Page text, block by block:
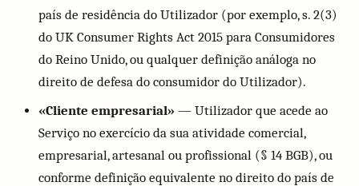
país de residência do Utilizador (por exemplo, s. 2(3)
do UK Consumer Rights Act 2015 para Consumidores
do Reino Unido, ou qualquer definição análoga no
direito de defesa do consumidor do Utilizador).
«Cliente empresarial» — Utilizador que acede ao
Serviço no exercício da sua atividade comercial,
empresarial, artesanal ou profissional (§ 14 BGB), ou
conforme definição equivalente no direito do país de